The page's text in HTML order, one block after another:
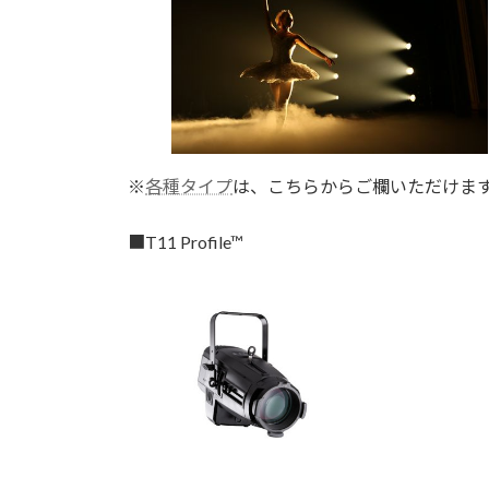
※各種タイプは、こちらからご欄いただけま
■T11 Profile™